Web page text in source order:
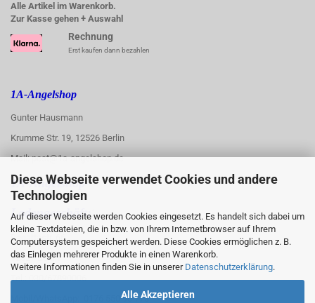
Diese Webseite verwendet Cookies und andere
Technologien
Auf dieser Webseite werden Cookies eingesetzt. Es handelt sich dabei um
kleine Textdateien, die in bzw. von Ihrem Internetbrowser auf Ihrem
Computersystem gespeichert werden. Diese Cookies ermöglichen z. B.
das Einlegen mehrerer Produkte in einen Warenkorb.
Weitere Informationen finden Sie in unserer Datenschutzerklärung.
Alle Akzeptieren
Alle Artikel im Warenkorb.
Zur Kasse gehen + Auswahl
Rechnung
Erst kaufen dann bezahlen
1A-Angelshop
Gunter Hausmann
Krumme Str. 19, 12526 Berlin
Mail: post@1a-angelshop.de
1A-Angelshop-
Ladengeschäft::
Regattastr. 66
12527 Berlin
Tel.: 030/67890006
Mobil/WhatsApp: 0176 550 90 773